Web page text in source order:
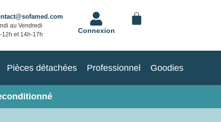
au Vendredi
12h et 14h-17h
Connexion
Pièces détachées Professionnel Goodies